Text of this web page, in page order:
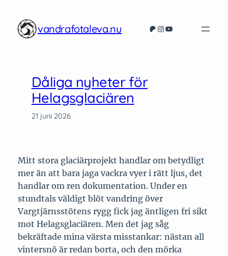
innehåll
vandrafotaleva.nu Patreon
Instagram
YouTube
Dåliga nyheter för
Helagsglaciären
21 juni 2026
Mitt stora glaciärprojekt handlar om betydligt
mer än att bara jaga vackra vyer i rätt ljus, det
handlar om ren dokumentation. Under en
stundtals väldigt blöt vandring över
Vargtjärnsstötens rygg fick jag äntligen fri sikt
mot Helagsglaciären. Men det jag såg
bekräftade mina värsta misstankar: nästan all
vintersnö är redan borta, och den mörka